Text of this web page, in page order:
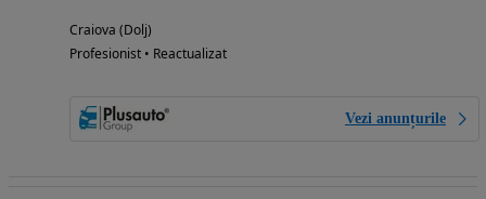
Craiova (Dolj)
Profesionist • Reactualizat
Vezi anunțurile